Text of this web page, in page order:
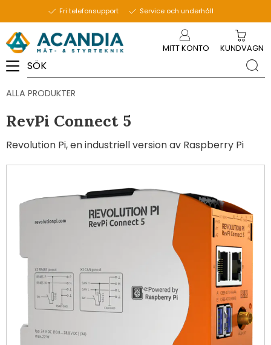
Fri telefonsupport Service och underhåll
MITT KONTO KUNDVAGN
ALLA PRODUKTER
RevPi Connect 5
Revolution Pi, en industriell version av Raspberry Pi